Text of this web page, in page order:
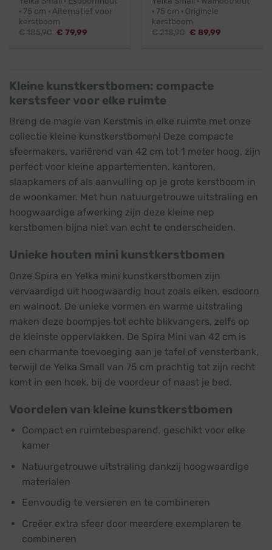
· 75 cm · Alternatief voor
kerstboom
€185,90 Oorspronkelijke
€ 79,99
· 75 cm · Originele
kerstboom
€218,90 Oorspronkelijke
€ 89,99
Kleine kunstkerstbomen: compacte
kerstsfeer voor elke ruimte
Breng de magie van Kerstmis in elke ruimte met onze
collectie kleine kunstkerstbomen! Deze compacte
sfeermakers, variërend van 42 cm tot 1 meter hoog, zijn
perfect voor kleine appartementen, kantoren,
slaapkamers of als aanvulling op je grote kerstboom in
de woonkamer. Met hun natuurgetrouwe uitstraling en
hoogwaardige afwerking zijn deze kleine nep
kerstbomen bijna niet van echt te onderscheiden.
Unieke houten mini kunstkerstbomen
Onze Spira en Yelka mini kunstkerstbomen zijn
vervaardigd uit hoogwaardig hout zoals eiken, esdoorn
en walnoot. De unieke vormen en warme uitstraling
maken deze boompjes tot echte blikvangers, zelfs op
de kleinste oppervlakken. De Spira Mini van 42 cm is
een charmante toevoeging aan je tafel of vensterbank,
terwijl de Yelka Small van 75 cm prachtig tot zijn recht
komt in een hoek, bij de voordeur of naast je bed.
Voordelen van kleine kunstkerstbomen
Compact en ruimtebesparend, geschikt voor elke
kamer
Natuurgetrouwe uitstraling dankzij hoogwaardige
materialen
Eenvoudig te versieren en te combineren
Creëer extra sfeer door meerdere exemplaren te
combineren